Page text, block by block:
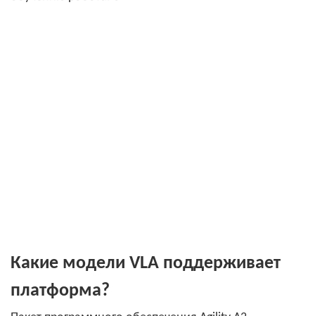
Какие модели VLA поддерживает
платформа?